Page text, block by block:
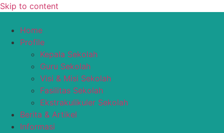
Skip to content
Home
Profile
Kepala Sekolah
Guru Sekolah
Visi & Misi Sekolah
Fasilitas Sekolah
Ekstrakulikuler Sekolah
Berita & Artikel
Informasi